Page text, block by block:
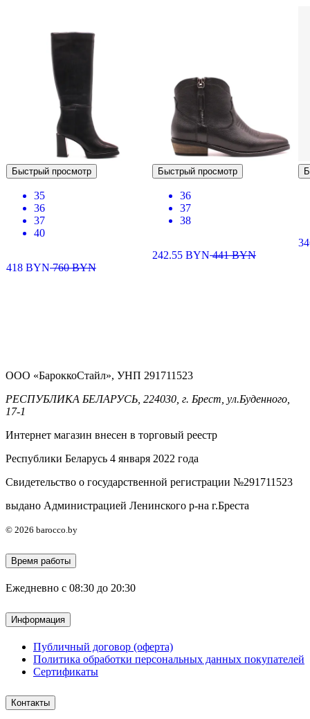
Быстрый просмотр
35
36
37
40
418 BYN760BYN
Быстрый просмотр
36
37
38
242.55 BYN441BYN
ООО «БароккоСтайл», УНП 291711523
РЕСПУБЛИКА БЕЛАРУСЬ, 224030, г. Брест, ул.Буденного,
17-1
Интернет магазин внесен в торговый реестр
Республики Беларусь 4 января 2022 года
Свидетельство о государственной регистрации №291711523
выдано Администрацией Ленинского р-на г.Бреста
© 2026 barocco.by
Время работы
Ежедневно с 08:30 до 20:30
Информация
Публичный договор (оферта)
Политика обработки персональных данных покупателей
Сертификаты
Контакты